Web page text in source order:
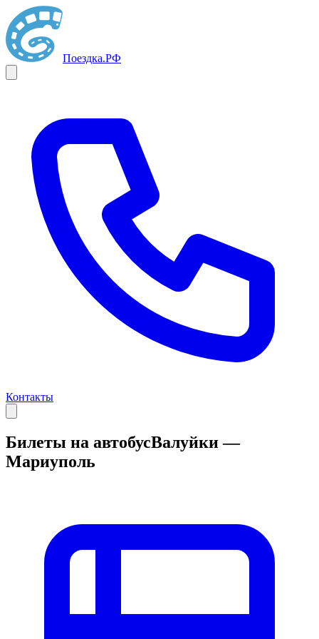
Поездка.РФ
Контакты
Билеты на автобусВалуйки —
Мариуполь